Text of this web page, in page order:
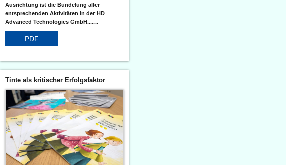
Ausrichtung ist die Bündelung aller
entsprechenden Aktivitäten in der HD
Advanced Technologies GmbH.......
PDF
Tinte als kritischer Erfolgsfaktor